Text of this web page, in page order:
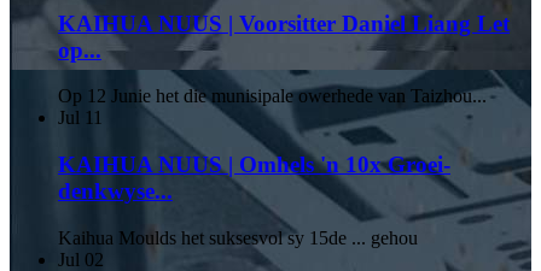
KAIHUA NUUS | Voorsitter Daniel Liang Let
op...
Op 12 Junie het die munisipale owerhede van Taizhou...
Jul 11
KAIHUA NUUS | Omhels 'n 10x Groei-
denkwyse...
Kaihua Moulds het suksesvol sy 15de ... gehou
Jul 02